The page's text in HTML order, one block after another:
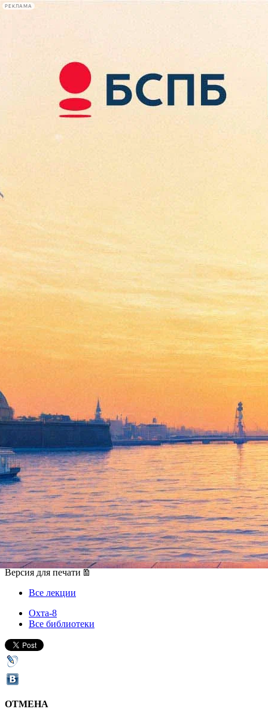
РЕКЛАМА
Сегодня:
2026.08.08
01:21
Афиша Plus
Историк расскажет, с чего
начинать генеалогическое
расследование
20 марта 2020, пятница,19.00
Версия для печати
Все лекции
Охта-8
Все библиотеки
ОТМЕНА